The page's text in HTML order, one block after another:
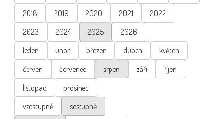
2018
2019 2020 2021
2022
2023
2024 2025
2026
leden
únor březen duben
květen
červen
červenec srpen září
říjen
listopad
prosinec
vzestupně
sestupně